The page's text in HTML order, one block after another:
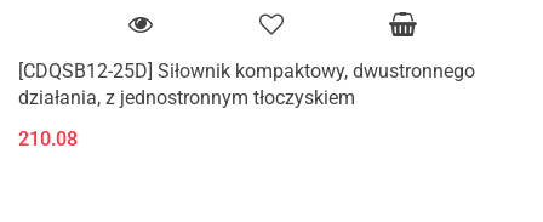
[CDQSB12-25D] Siłownik kompaktowy, dwustronnego
działania, z jednostronnym tłoczyskiem
210.08